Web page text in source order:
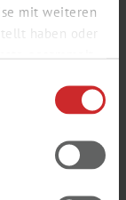
mit weiteren
haben oder